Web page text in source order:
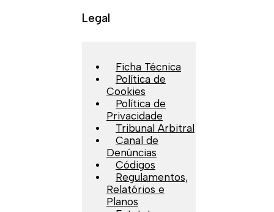
Legal
Ficha Técnica
Política de
Cookies
Política de
Privacidade
Tribunal Arbitral
Canal de
Denúncias
Códigos
Regulamentos,
Relatórios e
Planos